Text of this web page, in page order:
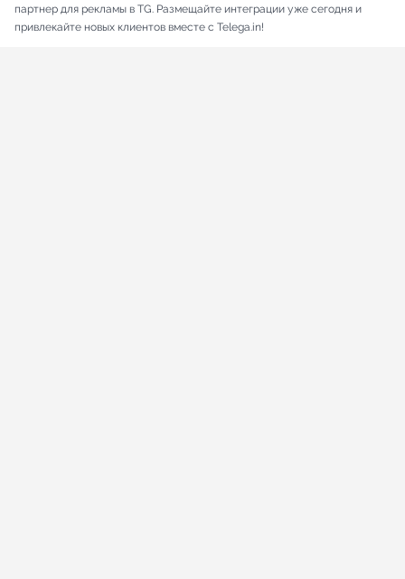
партнер для рекламы в TG. Размещайте интеграции уже сегодня и
привлекайте новых клиентов вместе с Telega.in!